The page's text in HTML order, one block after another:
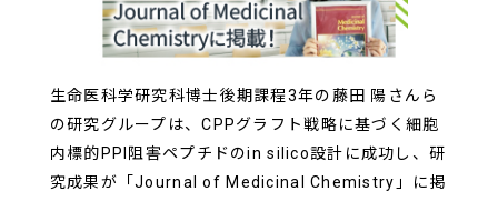
生命医科学研究科博士後期課程3年の藤田 陽さんら
の研究グループは、CPPグラフト戦略に基づく細胞
内標的PPI阻害ペプチドのin silico設計に成功し、研
究成果が「Journal of Medicinal Chemistry」に掲